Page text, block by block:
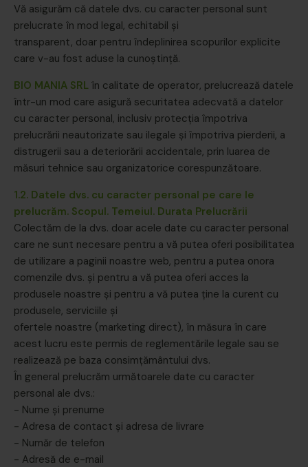
Vă asigurăm că datele dvs. cu caracter personal sunt
prelucrate în mod legal, echitabil și
transparent, doar pentru îndeplinirea scopurilor explicite
care v-au fost aduse la cunoștință.
BIO MANIA SRL în calitate de operator, prelucrează datele
într-un mod care asigură securitatea adecvată a datelor
cu caracter personal, inclusiv protecția împotriva
prelucrării neautorizate sau ilegale și împotriva pierderii, a
distrugerii sau a deteriorării accidentale, prin luarea de
măsuri tehnice sau organizatorice corespunzătoare.
1.2. Datele dvs. cu caracter personal pe care le
prelucrăm. Scopul. Temeiul. Durata Prelucrării
Colectăm de la dvs. doar acele date cu caracter personal
care ne sunt necesare pentru a vă putea oferi posibilitatea
de utilizare a paginii noastre web, pentru a putea onora
comenzile dvs. și pentru a vă putea oferi acces la
produsele noastre și pentru a vă putea ține la curent cu
produsele, serviciile și
ofertele noastre (marketing direct), în măsura în care
acest lucru este permis de reglementările legale sau se
realizează pe baza consimțământului dvs.
În general prelucrăm următoarele date cu caracter
personal ale dvs.:
- Nume și prenume
- Adresa de contact și adresa de livrare
- Număr de telefon
- Adresă de e-mail